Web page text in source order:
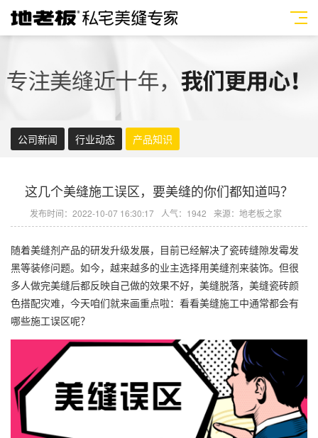
公司新闻 行业动态 产品知识
这几个美缝施工误区，要美缝的你们都知道吗？
发布时间：2022-10-07 16:30:17 人气：1942 来源：地老板之家
随着美缝剂产品的研发升级发展，目前已经解决了瓷砖缝隙发霉发
黑等装修问题。如今，越来越多的业主选择用美缝剂来装饰。但很
多人做完美缝后都反映自己做的效果不好，美缝脱落，美缝瓷砖颜
色搭配灾难，今天咱们就来画重点啦：看看美缝施工中通常都会有
哪些施工误区呢？